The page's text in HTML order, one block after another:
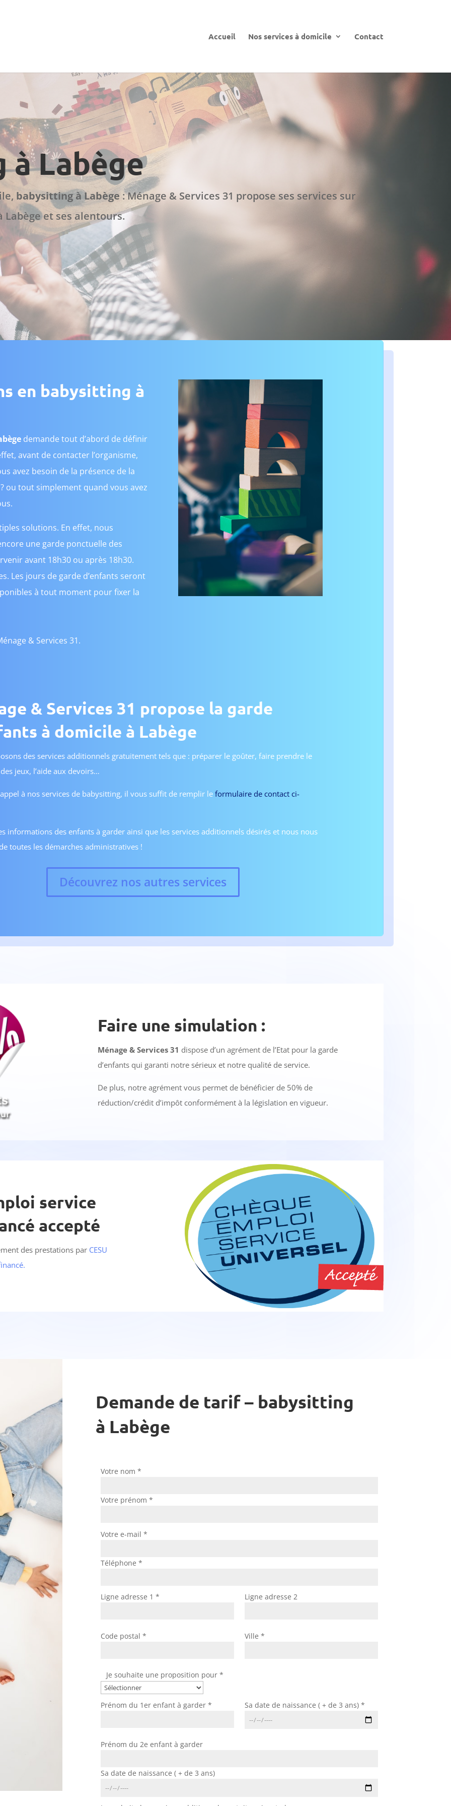
Accueil Nos services à domicile Contact
Labège
babysitting à Labège : Ménage & Services 31 propose ses services sur
Labège et ses alentours.
en babysitting à
demande tout d’abord de définir
avant de contacter l’organisme,
avez besoin de la présence de la
ou tout simplement quand vous avez
solutions. En effet, nous
une garde ponctuelle des
avant 18h30 ou après 18h30.
Les jours de garde d’enfants seront
à tout moment pour fixer la
& Services 31.
& Services 31 propose la garde
à domicile à Labège
des services additionnels gratuitement tels que : préparer le goûter, faire prendre le
jeux, l’aide aux devoirs…
à nos services de babysitting, il vous suffit de remplir leformulaire de contact ci-
informations des enfants à garder ainsi que les services additionnels désirés et nous nous
toutes les démarches administratives !
Découvrez nos autres services
Faire une simulation :
Ménage & Services 31 dispose d’un agrément de l’Etat pour la garde
d’enfants qui garanti notre sérieux et notre qualité de service.
De plus, notre agrément vous permet de bénéficier de 50% de
réduction/crédit d’impôt conformément à la législation en vigueur.
service
accepté
des prestations par CESU
Demande de tarif – babysitting
à Labège
Votre nom *
Votre prénom *
Votre e-mail *
Téléphone *
Ligne adresse 1 * Ligne adresse 2
Code postal * Ville *
Je souhaite une proposition pour *
Prénom du 1er enfant à garder * Sa date de naissance ( + de 3 ans) *
Prénom du 2e enfant à garder
Sa date de naissance ( + de 3 ans)